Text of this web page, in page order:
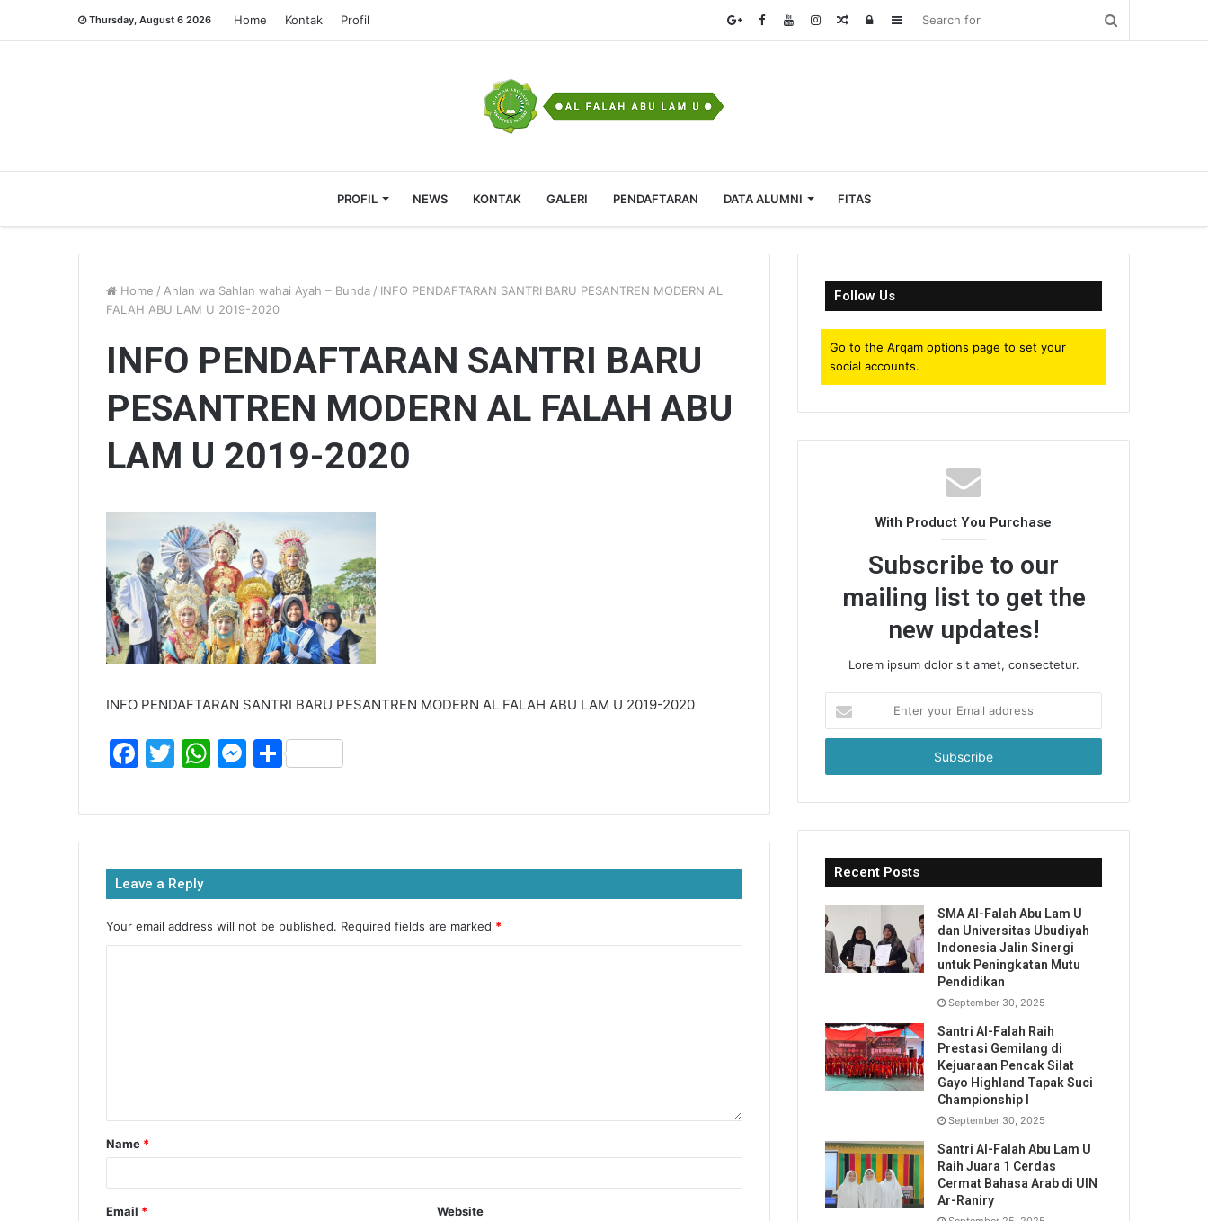
Thursday, August 6 2026 Home Kontak Profil Sidebar
Log
Random
PROFIL NEWS KONTAK GALERI PENDAFTARAN DATA ALUMNI FITAS
Home / Ahlan wa Sahlan wahai Ayah – Bunda / INFO PENDAFTARAN SANTRI BARU PESANTREN MODERN AL
FALAH ABU LAM U 2019-2020
INFO PENDAFTARAN SANTRI BARU
PESANTREN MODERN AL FALAH ABU
LAM U 2019-2020
INFO PENDAFTARAN SANTRI BARU PESANTREN MODERN AL FALAH ABU LAM U 2019-2020
F
c
e
b
o
o
k
T
itt
er
W
at
s
A
p
p
M
s
s
e
n
g
er
S
ar
e
Leave a Reply
Your email address will not be published. Required fields are marked *
Name *
Email * Website
Follow Us
Go to the Arqam options page to set your
social accounts.
With Product You Purchase
Subscribe to our
mailing list to get the
new updates!
Lorem ipsum dolor sit amet, consectetur.
your
Email
Recent Posts
SMA Al-Falah Abu Lam U
dan Universitas Ubudiyah
Indonesia Jalin Sinergi
untuk Peningkatan Mutu
Pendidikan
September 30, 2025
Santri Al-Falah Raih
Prestasi Gemilang di
Kejuaraan Pencak Silat
Gayo Highland Tapak Suci
Championship I
September 30, 2025
Santri Al-Falah Abu Lam U
Raih Juara 1 Cerdas
Cermat Bahasa Arab di UIN
Ar-Raniry